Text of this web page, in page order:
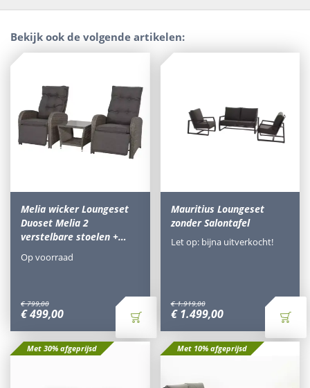
Bekijk ook de volgende artikelen:
Melia wicker Loungeset
Duoset Melia 2
verstelbare stoelen +…
€ 799,00
€499,00
Op voorraad
Mauritius Loungeset
zonder Salontafel
€ 1.919,00
€ 1.499,00
Let op: bijna uitverkocht!
Met 30% afgeprijsd Met 10% afgeprijsd